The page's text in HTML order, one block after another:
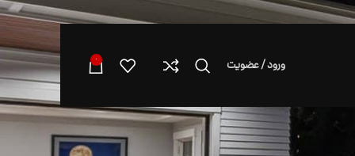
ورود / عضویت 0